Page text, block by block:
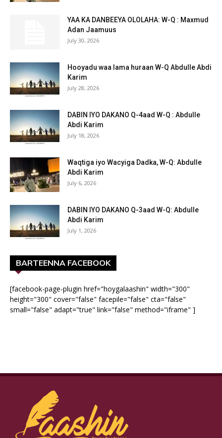
YAA KA DANBEEYA OLOLAHA: W-Q : Maxmud
Adan Jaamuus
July 30, 2026
Hooyadu waa lama huraan W-Q Abdulle Abdi
Karim
July 28, 2026
DABIN IYO DAKANO Q-4aad W-Q : Abdulle
Abdi Karim
July 18, 2026
Waqtiga iyo Wacyiga Dadka, W-Q: Abdulle
Abdi Karim
July 6, 2026
DABIN IYO DAKANO Q-3aad W-Q: Abdulle
Abdi Karim
July 1, 2026
BARTEENNA FACEBOOK
[facebook-page-plugin href="hoygalaashin" width="300"
height="300" cover="false" facepile="false" cta="false"
small="false" adapt="true" link="false" method="iframe" ]